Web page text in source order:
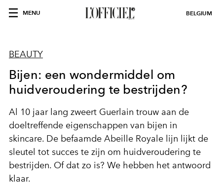
MENU BELGIUM
BEAUTY
Bijen: een wondermiddel om
huidveroudering te bestrijden?
Al 10 jaar lang zweert Guerlain trouw aan de
doeltreffende eigenschappen van bijen in
skincare. De befaamde Abeille Royale lijn lijkt de
sleutel tot succes te zijn om huidveroudering te
bestrijden. Of dat zo is? We hebben het antwoord
klaar.